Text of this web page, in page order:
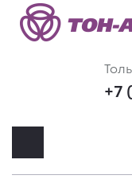
+7